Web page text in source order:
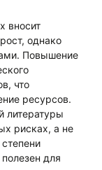
вносит
однако
Повышение
что
ресурсов.
литературы
рисках, а не
для